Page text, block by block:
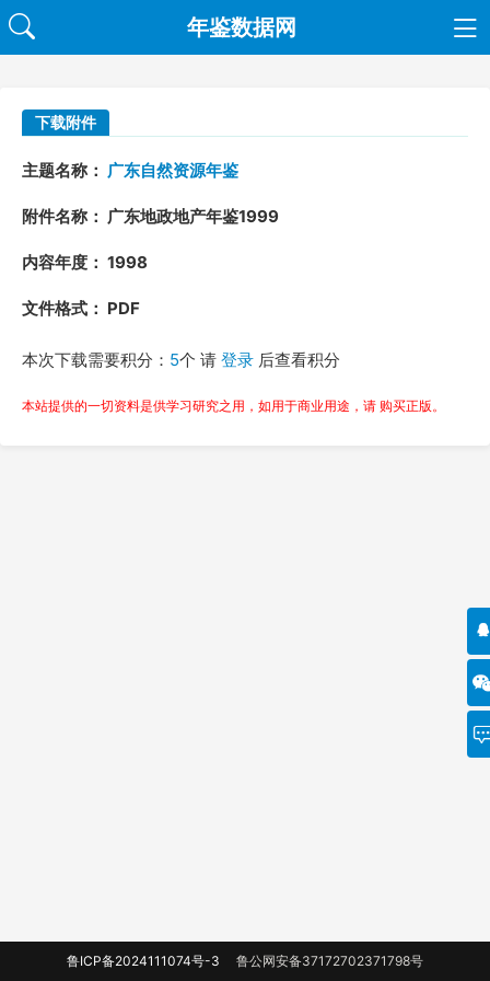
年鉴数据网
下载附件
主题名称： 广东自然资源年鉴
附件名称： 广东地政地产年鉴1999
内容年度： 1998
文件格式： PDF
本次下载需要积分： 5个 请 登录 后查看积分
本站提供的一切资料是供学习研究之用，如用于商业用途，请 购买正版。
鲁ICP备2024111074号-3 鲁公网安备37172702371798号